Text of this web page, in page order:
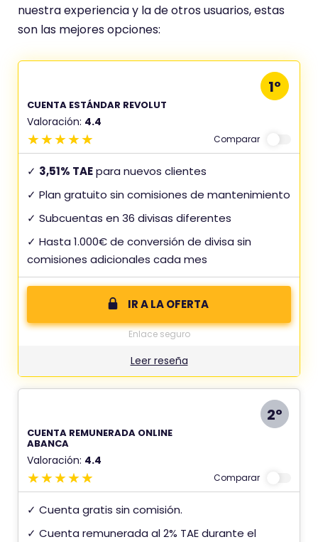
nuestra experiencia y la de otros usuarios, estas
son las mejores opciones:
CUENTA ESTÁNDAR REVOLUT
Valoración: 4.4
1º
Comparar
✓ 3,51% TAEpara nuevos clientes
✓ Plan gratuito sin comisiones de mantenimiento
✓ Subcuentas en 36 divisas diferentes
✓ Hasta 1.000€ de conversión de divisa sin
comisiones adicionales cada mes
IR A LA OFERTA
Enlace seguro
Leer reseña
CUENTA REMUNERADA ONLINE
ABANCA
Valoración: 4.4
2º
Comparar
✓ Cuenta gratis sin comisión.
✓ Cuenta remunerada al 2% TAE durante el